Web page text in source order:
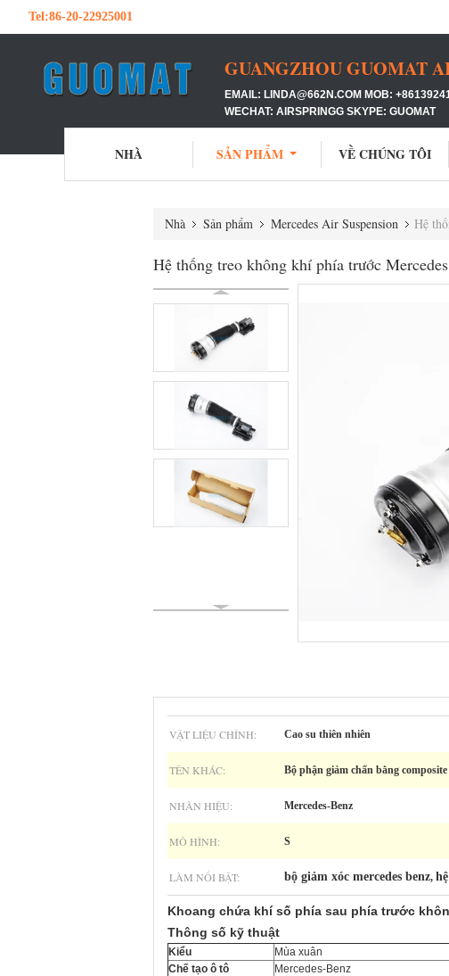
Tel:86-20-22925001
GUANGZHOU GUOMAT
EMAIL: LINDA@662N.COM MOB:
WECHAT: AIRSPRINGG SKYPE: GUOMAT
NHÀ SẢN PHẨM VỀ CHÚNG TÔI
Nhà Sản phẩm Mercedes Air Suspension Hệ
Hệ thống treo không khí phía trước
VẬT LIỆU CHÍNH: Cao su thiên nhiên
TÊN KHÁC: Bộ phận giảm chấn bằng composite
NHÃN HIỆU: Mercedes-Benz
MÔ HÌNH: S
LÀM NỔI BẬT: bộ giảm xóc mercedes benz,
Khoang chứa khí số phía sau phía trước
Thông số kỹ thuật
Kiểu Mùa xuân
Chế tạo ô tô
Mercedes-Benz